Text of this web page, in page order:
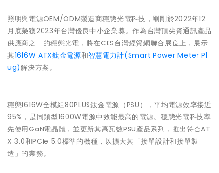
照明與電源OEM/ODM製造商穩態光電科技，剛剛於2022年12
月底榮獲2023年台灣優良中小企業獎。作為台灣頂尖資通訊產品
供應商之一的穩態光電，將在CES台灣經貿網聯合展位上，展示
其1616W ATX鈦金電源和智慧電力計(Smart Power Meter Pl
ug)解決方案。
穩態1616W全模組80PLUS鈦金電源（PSU），平均電源效率接近
95%，是同類型1600W電源中效能最高的電源。穩態光電科技率
先使用GaN電晶體，並更新其高瓦數PSU產品系列，推出符合AT
X 3.0和PCIe 5.0標準的機種，以擴大其「接單設計和接單製
造」的業務。